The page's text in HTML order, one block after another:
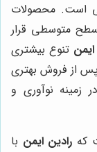
است. محصولات
متوسطی قرار
تنوع بیشتری
از فروش بهتری
در زمینه نوآوری و
که رادین ایمن با